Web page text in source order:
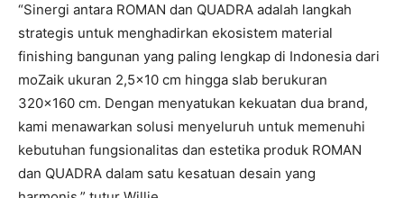
“Sinergi antara ROMAN dan QUADRA adalah langkah
strategis untuk menghadirkan ekosistem material
finishing bangunan yang paling lengkap di Indonesia dari
moZaik ukuran 2,5×10 cm hingga slab berukuran
320×160 cm. Dengan menyatukan kekuatan dua brand,
kami menawarkan solusi menyeluruh untuk memenuhi
kebutuhan fungsionalitas dan estetika produk ROMAN
dan QUADRA dalam satu kesatuan desain yang